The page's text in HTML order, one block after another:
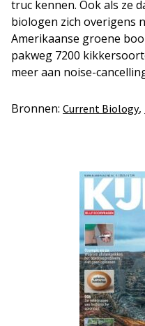
truc kennen. Ook als ze
biologen zich overigens
Amerikaanse groene
pakweg 7200
meer aan noise-
Bronnen: Current Biology,